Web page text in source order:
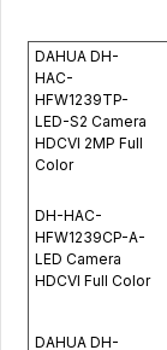
DAHUA DH-
HAC-
HFW1239TP-
LED-S2 Camera
HDCVI 2MP Full
Color
DH-HAC-
HFW1239CP-A-
LED Camera
HDCVI Full Color
DAHUA DH-